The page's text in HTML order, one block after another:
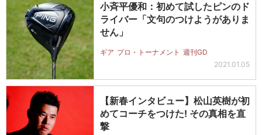
小斉平優和：初めて試したピンのド
ライバー「文句のつけようがありま
せん」
ギア プロ・トーナメント 週刊GD
2021.01.05
【新春インタビュー】松山英樹が初
めてコーチをつけた! その真相を直
撃